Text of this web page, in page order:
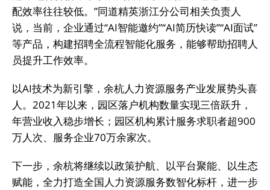
配效率往往较低。”同道精英浙江分公司相关负责人
说，当前，企业通过“AI智能邀约”“AI简历快读”“AI面试”
等产品，构建招聘全流程智能化服务，能够帮助招聘人
员提升工作效率。
以AI技术为新引擎，余杭人力资源服务产业发展势头喜
人。2021年以来，园区落户机构数量实现三倍跃升，
年营业收入稳步增长；园区机构累计服务求职者超900
万人次、服务企业70万余家次。
下一步，余杭将继续以政策护航、以平台聚能、以生态
赋能，全力打造全国人力资源服务数智化标杆，进一步